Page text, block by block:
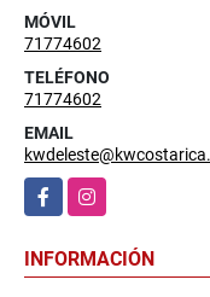
MÓVIL
71774602
TELÉFONO
71774602
EMAIL
FacebookInstagram
INFORMACIÓN